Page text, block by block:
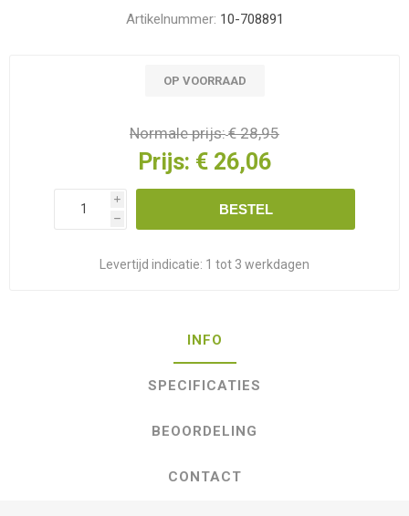
Artikelnummer: 10-708891
OP VOORRAAD
Normale prijs:€ 28,95
Prijs: € 26,06
i
h
BESTEL
Levertijd indicatie: 1 tot 3 werkdagen
INFO
SPECIFICATIES
BEOORDELING
CONTACT